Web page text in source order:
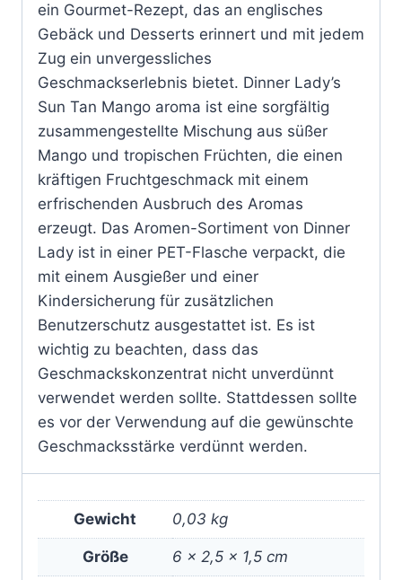
ein Gourmet-Rezept, das an englisches
Gebäck und Desserts erinnert und mit jedem
Zug ein unvergessliches
Geschmackserlebnis bietet. Dinner Lady’s
Sun Tan Mango aroma ist eine sorgfältig
zusammengestellte Mischung aus süßer
Mango und tropischen Früchten, die einen
kräftigen Fruchtgeschmack mit einem
erfrischenden Ausbruch des Aromas
erzeugt. Das Aromen-Sortiment von Dinner
Lady ist in einer PET-Flasche verpackt, die
mit einem Ausgießer und einer
Kindersicherung für zusätzlichen
Benutzerschutz ausgestattet ist. Es ist
wichtig zu beachten, dass das
Geschmackskonzentrat nicht unverdünnt
verwendet werden sollte. Stattdessen sollte
es vor der Verwendung auf die gewünschte
Geschmacksstärke verdünnt werden.
Gewicht 0,03 kg
Größe 6 × 2,5 × 1,5 cm